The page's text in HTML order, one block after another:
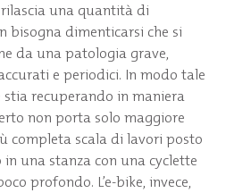
una quantità di
bisogna dimenticarsi che si
da una patologia grave,
e periodici. In modo tale
stia recuperando in maniera
non porta solo maggiore
completa scala di lavori posto
una stanza con una cyclette
profondo. L’e-bike, invece,